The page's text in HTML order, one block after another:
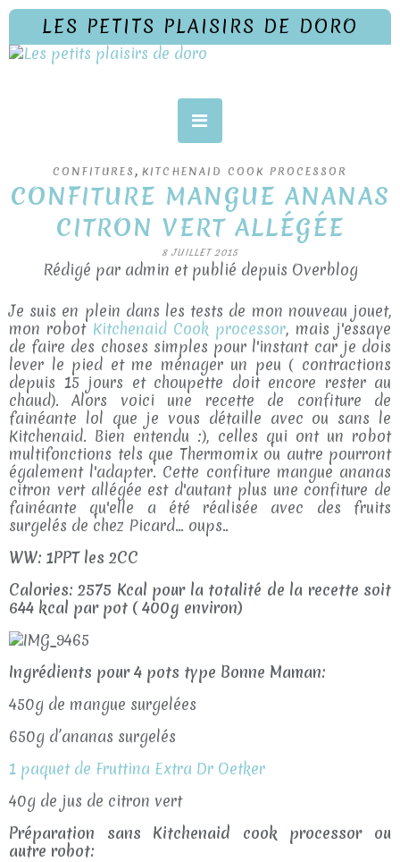
LES PETITS PLAISIRS DE DORO
CONFITURES , KITCHENAID COOK PROCESSOR
CONFITURE MANGUE ANANAS
CITRON VERT ALLÉGÉE
8 JUILLET 2015
Rédigé par admin et publié depuis Overblog
Je suis en plein dans les tests de mon nouveau jouet,
mon robot Kitchenaid Cook processor, mais j'essaye
de faire des choses simples pour l'instant car je dois
lever le pied et me ménager un peu ( contractions
depuis 15 jours et choupette doit encore rester au
chaud). Alors voici une recette de confiture de
fainéante lol que je vous détaille avec ou sans le
Kitchenaid. Bien entendu :), celles qui ont un robot
multifonctions tels que Thermomix ou autre pourront
également l'adapter. Cette confiture mangue ananas
citron vert allégée est d'autant plus une confiture de
fainéante qu'elle a été réalisée avec des fruits
surgelés de chez Picard... oups..
WW: 1PPT les 2CC
Calories: 2575 Kcal pour la totalité de la recette soit
644 kcal par pot ( 400g environ)
Ingrédients pour 4 pots type Bonne Maman:
450g de mangue surgelées
650g d’ananas surgelés
1 paquet de Fruttina Extra Dr Oetker
40g de jus de citron vert
Préparation sans Kitchenaid cook processor ou
autre robot: